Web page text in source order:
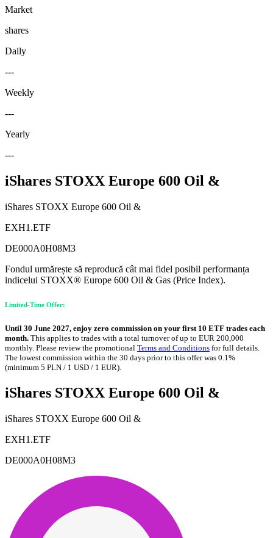
Market
shares
Daily
---
Weekly
---
Yearly
---
iShares STOXX Europe 600 Oil &
iShares STOXX Europe 600 Oil &
EXH1.ETF
DE000A0H08M3
Fondul urmărește să reproducă cât mai fidel posibil performanța
indicelui STOXX® Europe 600 Oil & Gas (Price Index).
Limited-Time Offer:
Until 30 June 2027, enjoy zero commission on your first 10 ETF trades each
month. This applies to trades with a total turnover of up to EUR 200,000
monthly. Please review the promotional Terms and Conditions for full details.
The lowest commission within the 30 days prior to this offer was 0.1%
(minimum 5 PLN / 1 USD / 1 EUR).
iShares STOXX Europe 600 Oil &
iShares STOXX Europe 600 Oil &
EXH1.ETF
DE000A0H08M3